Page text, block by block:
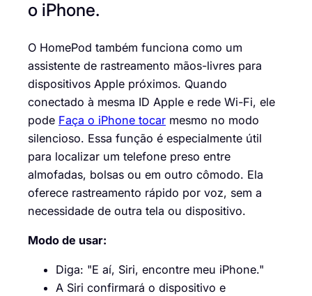
o iPhone.
O HomePod também funciona como um
assistente de rastreamento mãos-livres para
dispositivos Apple próximos. Quando
conectado à mesma ID Apple e rede Wi-Fi, ele
pode Faça o iPhone tocar mesmo no modo
silencioso. Essa função é especialmente útil
para localizar um telefone preso entre
almofadas, bolsas ou em outro cômodo. Ela
oferece rastreamento rápido por voz, sem a
necessidade de outra tela ou dispositivo.
Modo de usar:
Diga: "E aí, Siri, encontre meu iPhone."
A Siri confirmará o dispositivo e